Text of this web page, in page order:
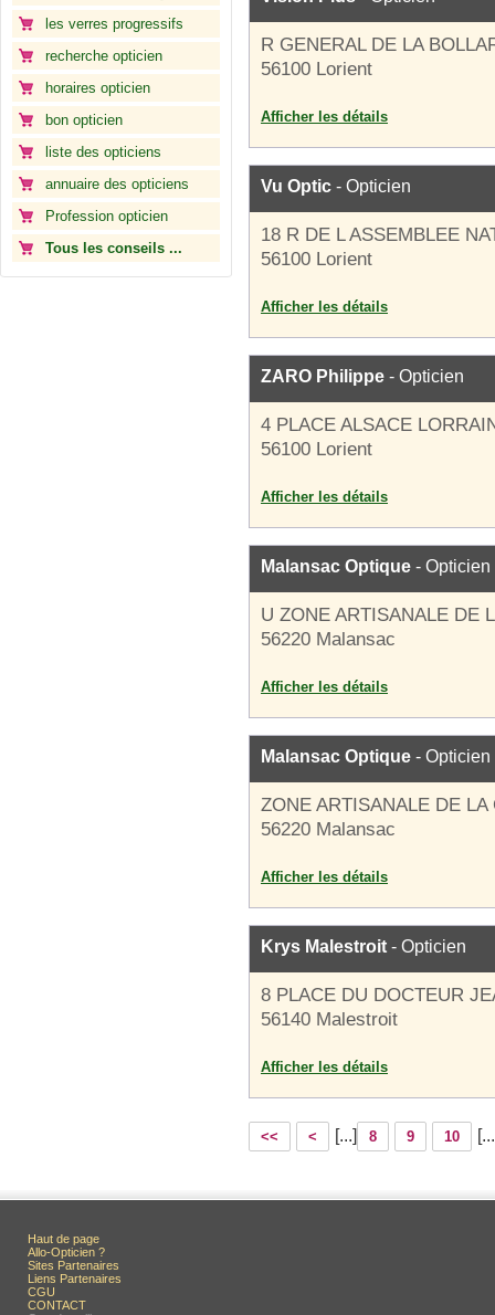
les verres progressifs
recherche opticien
horaires opticien
bon opticien
liste des opticiens
annuaire des opticiens
Profession opticien
Tous les conseils ...
R GENERAL DE LA
56100 Lorient
Afficher les détails
Vu Optic - Opticien
18 R DE L ASSEMBLEE
56100 Lorient
Afficher les détails
ZARO Philippe - Opticien
4 PLACE ALSACE
56100 Lorient
Afficher les détails
Malansac Optique - Opticien
U ZONE ARTISANALE DE
56220 Malansac
Afficher les détails
Malansac Optique - Opticien
ZONE ARTISANALE DE LA
56220 Malansac
Afficher les détails
Krys Malestroit - Opticien
8 PLACE DU DOCTEUR
56140 Malestroit
Afficher les détails
<< < [...] 8 9 10
Haut de page
Allo-Opticien ?
Sites Partenaires
Liens Partenaires
CGU
CONTACT